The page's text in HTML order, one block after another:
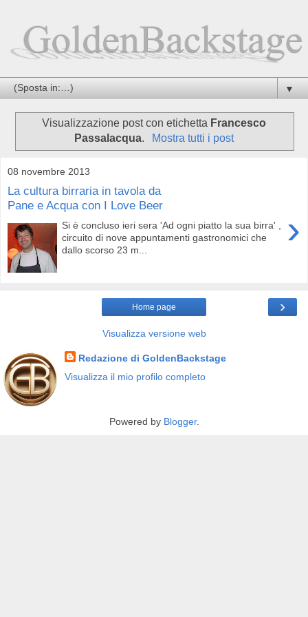
▼
Visualizzazione post con etichetta Francesco
Passalacqua. Mostra tutti i post
08 novembre 2013
La cultura birraria in tavola da
Pane e Acqua con I Love Beer
›
Si è concluso ieri sera 'Ad ogni piatto la sua birra' ,
circuito di nove appuntamenti gastronomici che
dallo scorso 23 m...
›
Home page
Visualizza versione web
Redazione di GoldenBackstage
Visualizza il mio profilo completo
Powered by Blogger.